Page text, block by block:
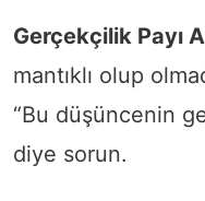
Gerçekçilik Payı
mantıklı olup
“Bu düşüncenin
diye sorun.